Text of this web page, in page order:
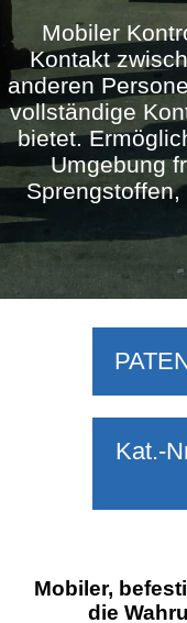
Mobiler
Kontakt
anderen
vollständige
bietet.
Umgebung
Kat.-
Mobiler,
die